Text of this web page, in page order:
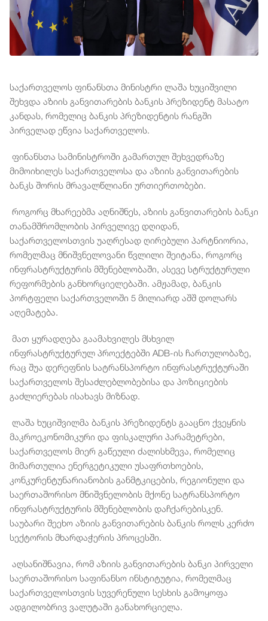
საქართველოს ფინანსთა მინისტრი ლაშა ხუციშვილი
შეხვდა აზიის განვითარების ბანკის პრეზიდენტ მასატო
კანდას, რომელიც ბანკის პრეზიდენტის რანგში
პირველად ეწვია საქართველოს.
ფინანსთა სამინისტროში გამართულ შეხვედრაზე
მიმოიხილეს საქართველოსა და აზიის განვითარების
ბანკს შორის მრავალწლიანი ურთიერთობები.
როგორც მხარეებმა აღნიშნეს, აზიის განვითარების ბანკი
თანამშრომლობის პირველივე დღიდან,
საქართველოსთვის უაღრესად ღირებული პარტნიორია,
რომელმაც მნიშვნელოვანი წვლილი შეიტანა, როგორც
ინფრასტრუქტურის მშენებლობაში, ასევე სტრუქტურული
რეფორმების განხორციელებაში. ამჟამად, ბანკის
პორტფელი საქართველოში 5 მილიარდ აშშ დოლარს
აღემატება.
მათ ყურადღება გაამახვილეს მსხვილ
ინფრასტრუქტურულ პროექტებში ADB-ის ჩართულობაზე,
რაც შუა დერეფნის სატრანსპორტო ინფრასტრუქტურაში
საქართველოს შესაძლებლობებისა და პოზიციების
გაძლიერებას ისახავს მიზნად.
ლაშა ხუციშვილმა ბანკის პრეზიდენტს გააცნო ქვეყნის
მაკროეკონომიკური და ფისკალური პარამეტრები,
საქართველოს მიერ გაწეული ძალისხმევა, რომელიც
მიმართულია ენერგეტიკული უსაფრთხოების,
კონკურენტუნარიანობის განმტკიცების, რეგიონული და
საერთაშორისო მნიშვნელობის მქონე სატრანსპორტო
ინფრასტრუქტურის მშენებლობის დაჩქარებისკენ.
საუბარი შეეხო აზიის განვითარების ბანკის როლს კერძო
სექტორის მხარდაჭერის პროცესში.
აღსანიშნავია, რომ აზიის განვითარების ბანკი პირველი
საერთაშორისო საფინანსო ინსტიტუტია, რომელმაც
საქართველოსთვის სუვერენული სესხის გამოყოფა
ადგილობრივ ვალუტაში განახორციელა.